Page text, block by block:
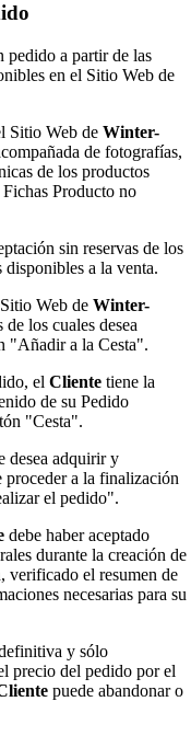
pedido a partir de las
en el Sitio Web de
Sitio Web de Winter-
de fotografías,
de los productos
Producto no
sin reservas de los
a la venta.
Web de Winter-
los cuales desea
"Añadir a la Cesta".
el Cliente tiene la
de su Pedido
"Cesta".
desea adquirir y
a la finalización
el pedido".
debe haber aceptado
durante la creación de
verificado el resumen de
necesarias para su
y sólo
precio del pedido por el
puede abandonar o